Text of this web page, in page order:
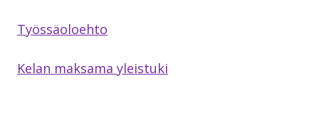
Työssäoloehto
Kelan maksama yleistuki